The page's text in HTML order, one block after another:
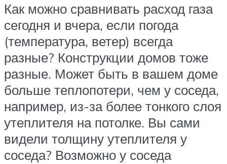
Как можно сравнивать расход газа
сегодня и вчера, если погода
(температура, ветер) всегда
разные? Конструкции домов тоже
разные. Может быть в вашем доме
больше теплопотери, чем у соседа,
например, из-за более тонкого слоя
утеплителя на потолке. Вы сами
видели толщину утеплителя у
соседа? Возможно у соседа